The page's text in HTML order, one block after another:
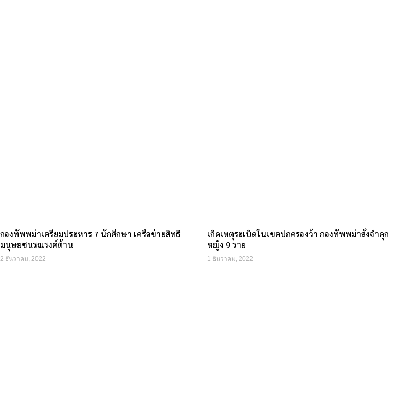
กองทัพพม่าเตรียมประหาร 7 นักศึกษา เครือข่ายสิทธิ
มนุษยชนรณรงค์ต้าน
2 ธันวาคม, 2022
เกิดเหตุระเบิดในเขตปกครองว้า กองทัพพม่าสั่งจำคุก
หญิง 9 ราย
1 ธันวาคม, 2022